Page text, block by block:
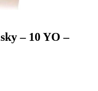
– 10 YO –